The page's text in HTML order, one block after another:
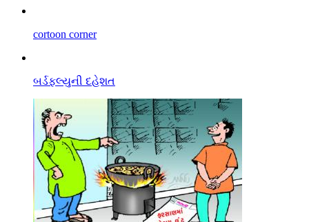
cortoon corner
બર્ડફલ્યુની દહેશત